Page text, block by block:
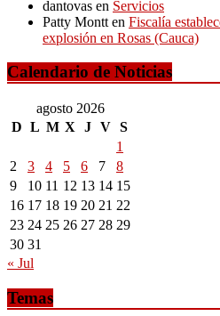
dantovas en Servicios
Patty Montt en Fiscalía
explosión en Rosas (Cauca)
Calendario de Noticias
agosto 2026
D L M X J V S
1
2
3 4 5 6 7
8
9
10 11 12 13 14 15
16 17 18 19 20 21 22
23 24 25 26 27 28 29
30 31
« Jul
Temas